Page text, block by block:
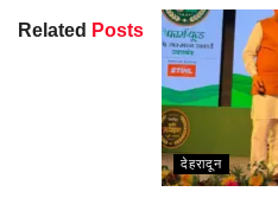
Related Posts
देहरादून